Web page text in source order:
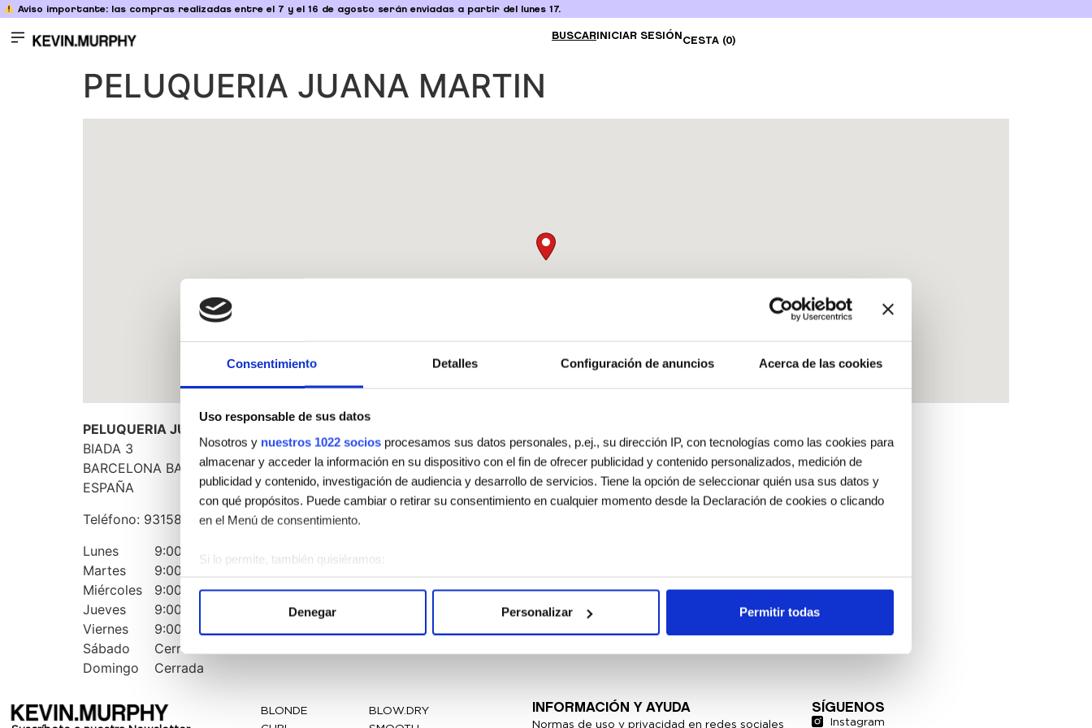
Consentimiento Detalles Configuración de anuncios Acerca de las cookies
Uso responsable de sus datos
Nosotros y nuestros 1022 sociosprocesamos sus datos personales, p.ej., su dirección IP, con tecnologías como las cookies para
almacenar y acceder la información en su dispositivo con el fin de ofrecer publicidad y contenido personalizados, medición de
publicidad y contenido, investigación de audiencia y desarrollo de servicios. Tiene la opción de seleccionar quién usa sus datos y
con qué propósitos. Puede cambiar o retirar su consentimiento en cualquier momento desde la Declaración de cookies o clicando
en el Menú de consentimiento.
Si lo permite, también quisiéramos:
Recopilar información sobre su ubicación geográfica que puede tener una precisión de varios metros
Obtenga más información sobre cómo se procesan sus datos personales y establezca sus preferencias en la
el tráfico. Además, compartimos información sobre el uso que haga del sitio web con nuestros partners de redes sociales,
publicidad y análisis web, quienes pueden combinarla con otra información que les haya proporcionado o que hayan recopilado a
Denegar Personalizar Permitir todas
Aviso importante: las compras realizadas entre el 7 y el 16 de agosto serán enviadas a partir del lunes 17.
BUSCAR INICIAR SESIÓN CESTA (0)
PELUQUERIA JUANA MARTIN
PELUQUERIA JUANA MARTIN
BIADA 3
BARCELONA BARCELONA08012
ESPAÑA
Teléfono: 931586019
Lunes
9:00 AM - 5:00 PM
Martes
9:00 AM - 5:00 PM
Miércoles
9:00 AM - 5:00 PM
Jueves
9:00 AM - 5:00 PM
Viernes
9:00 AM - 5:00 PM
Sábado
Cerrada
Domingo
Cerrada
BLONDE
BLOW.DRY
INFORMACIÓN Y AYUDA
Normas de uso y privacidad en redes sociales
SÍGUENOS
Instagram